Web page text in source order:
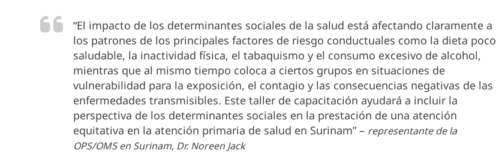
“El impacto de los determinantes sociales de la salud está afectando claramente a
los patrones de los principales factores de riesgo conductuales como la dieta poco
saludable, la inactividad física, el tabaquismo y el consumo excesivo de alcohol,
mientras que al mismo tiempo coloca a ciertos grupos en situaciones de
vulnerabilidad para la exposición, el contagio y las consecuencias negativas de las
enfermedades transmisibles. Este taller de capacitación ayudará a incluir la
perspectiva de los determinantes sociales en la prestación de una atención
equitativa en la atención primaria de salud en Surinam” – representante de la
OPS/OMS en Surinam, Dr. Noreen Jack